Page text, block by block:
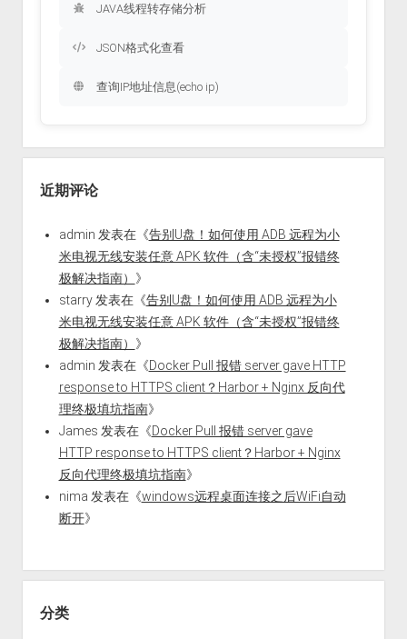
JAVA线程转存储分析
JSON格式化查看
查询IP地址信息(echo ip)
近期评论
admin 发表在《告别U盘！如何使用 ADB 远程为小
米电视无线安装任意 APK 软件（含“未授权”报错终
极解决指南） 》
starry发表在《告别U盘！如何使用 ADB 远程为小
米电视无线安装任意 APK 软件（含“未授权”报错终
极解决指南） 》
admin 发表在《Docker Pull 报错 server gave HTTP
response to HTTPS client？Harbor + Nginx 反向代
理终极填坑指南》
James 发表在《Docker Pull 报错 server gave
HTTP response to HTTPS client？Harbor + Nginx
反向代理终极填坑指南》
nima 发表在《windows远程桌面连接之后WiFi自动
断开》
分类